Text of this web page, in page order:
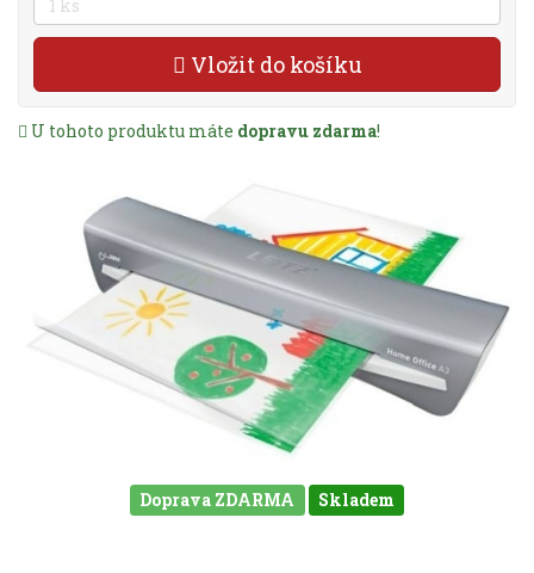
Vložit do košíku
U tohoto produktu máte dopravu zdarma!
Doprava ZDARMA Skladem